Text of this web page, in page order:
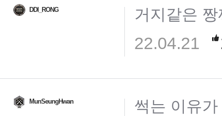
DDI_RONG 거지같은
22.04.21
MunSeungHwan 썩는 이유